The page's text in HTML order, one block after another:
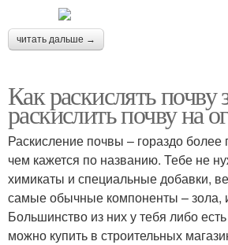
читать дальше →
Как раскислять
раскислить почву на
Раскисление почвы – гораздо более
чем кажется по названию. Тебе не
химикаты и специальные добавки,
самые обычные компоненты – зола,
Большинство из них у тебя либо
можно купить в строительных